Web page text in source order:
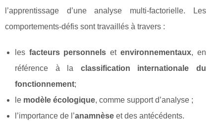
l’apprentissage d’une analyse multi-factorielle. Les
comportements-défis sont travaillés à travers :
les facteurs personnels et environnementaux, en
référence à la classification internationale du
fonctionnement;
le modèle écologique, comme support d’analyse ;
l’importance de l’anamnèse et des antécédents.